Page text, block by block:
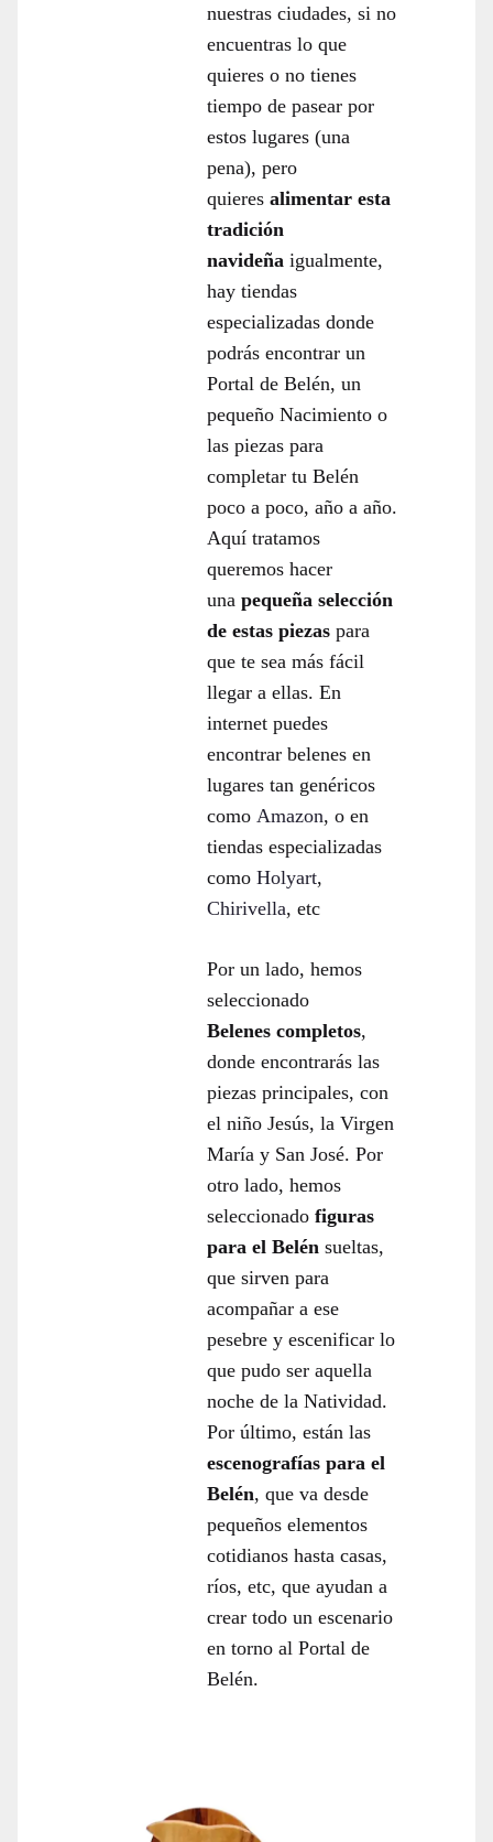
nuestras ciudades, si no
encuentras lo que
quieres o no tienes
tiempo de pasear por
estos lugares (una
pena), pero
quieres alimentar esta
tradición
navideña igualmente,
hay tiendas
especializadas donde
podrás encontrar un
Portal de Belén, un
pequeño Nacimiento o
las piezas para
completar tu Belén
poco a poco, año a año.
Aquí tratamos
queremos hacer
una pequeña selección
de estas piezas para
que te sea más fácil
llegar a ellas. En
internet puedes
encontrar belenes en
lugares tan genéricos
como Amazon, o en
tiendas especializadas
como Holyart,
Chirivella, etc
Por un lado, hemos
seleccionado
Belenes completos,
donde encontrarás las
piezas principales, con
el niño Jesús, la Virgen
María y San José. Por
otro lado, hemos
seleccionado figuras
para el Belén sueltas,
que sirven para
acompañar a ese
pesebre y escenificar lo
que pudo ser aquella
noche de la Natividad.
Por último, están las
escenografías para el
Belén, que va desde
pequeños elementos
cotidianos hasta casas,
ríos, etc, que ayudan a
crear todo un escenario
en torno al Portal de
Belén.